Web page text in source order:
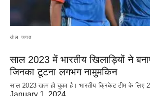
खेल जगत
साल 2023 में भारतीय खिलाड़ियों ने
जिनका टूटना लगभग नामुमकिन
साल 2023 खत्म हो चुका है। भारतीय क्रिकेट‌ टीम के